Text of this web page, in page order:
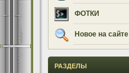
ФОТКИ
Новое на сайте
РАЗДЕЛЫ